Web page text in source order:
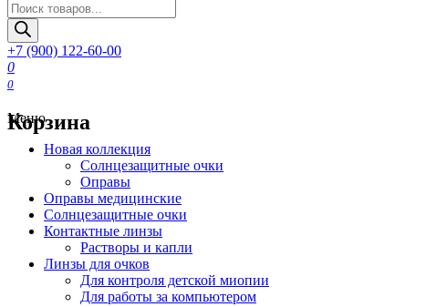
Поиск
товаров
+7 (900) 122-60-00
0
0
Корзина
Меню
Новая коллекция
Солнцезащитные очки
Оправы
Оправы медицинские
Солнцезащитные очки
Контактные линзы
Растворы и капли
Линзы для очков
Для контроля детской миопии
Для работы за компьютером